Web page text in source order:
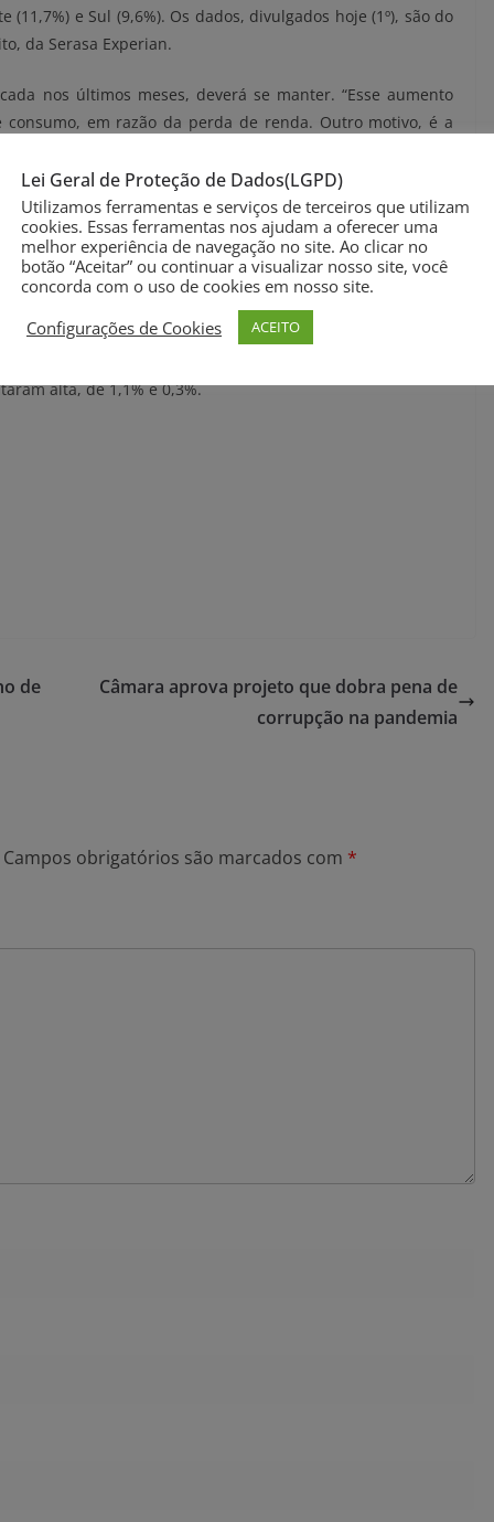
(11,7%) e Sul (9,6%). Os dados, divulgados hoje (1º), são do
da Serasa Experian.
nos últimos meses, deverá se manter. “Esse aumento
em razão da perda de renda. Outro motivo, é a
buscado crédito mais barato para quitar dívidas mais
Luiz Rabi.
por dinheiro emprestado foi maior entre os brasileiros
em julho comparado a junho, foi de 18,7%. Já para quem
14,5%.
mês do ano anterior, a demanda do consumidor por
Oeste, Nordeste e Sul caíram 13,4%, 8,3% e 7,2%,
alta, de 1,1% e 0,3%.
de
Câmara aprova projeto que dobra pena de
corrupção na pandemia
Campos obrigatórios são marcados com *
Lei Geral de Proteção de Dados(LGPD)
Utilizamos ferramentas e serviços de terceiros que utilizam
cookies. Essas ferramentas nos ajudam a oferecer uma
melhor experiência de navegação no site. Ao clicar no
botão “Aceitar” ou continuar a visualizar nosso site, você
concorda com o uso de cookies em nosso site.
Configurações de Cookies
ACEITO